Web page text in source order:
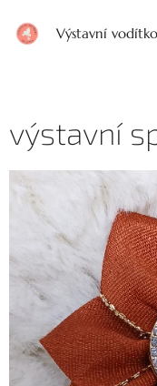
Výstavní
výstavní